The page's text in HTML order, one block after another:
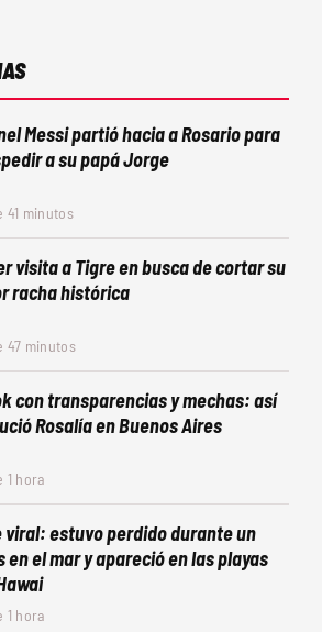
Messi partió hacia a Rosario para
a su papá Jorge
41 minutos
visita a Tigre en busca de cortar su
racha histórica
47 minutos
con transparencias y mechas: así
Rosalía en Buenos Aires
1 hora
viral: estuvo perdido durante un
en el mar y apareció en las playas
1 hora